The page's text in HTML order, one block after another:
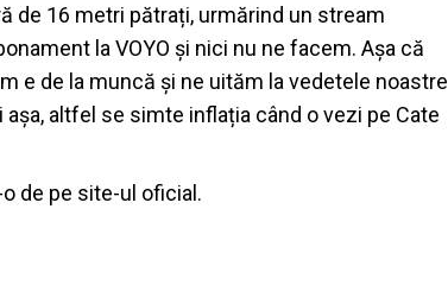
de 16 metri pătrați, urmărind un stream
la VOYO și nici nu ne facem. Așa că
e de la muncă și ne uităm la vedetele noastre
altfel se simte inflația când o vezi pe Cate
de pe site-ul oficial.